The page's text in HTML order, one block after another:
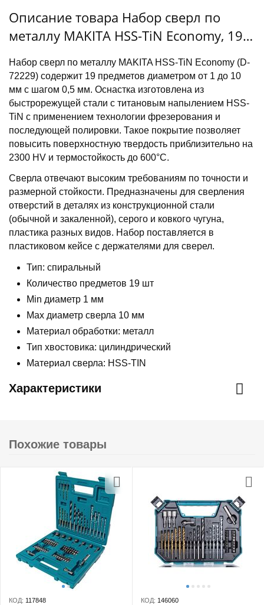
Описание товара Набор сверл по
металлу MAKITA HSS-TiN Economy, 19
шт. (1-10 мм) D-72229
Набор сверл по металлу MAKITA HSS-TiN Economy (D-
72229) содержит 19 предметов диаметром от 1 до 10
мм с шагом 0,5 мм. Оснастка изготовлена из
быстрорежущей стали с титановым напылением HSS-
TiN с применением технологии фрезерования и
последующей полировки. Такое покрытие позволяет
повысить поверхностную твердость приблизительно на
2300 HV и термостойкость до 600°С.
Сверла отвечают высоким требованиям по точности и
размерной стойкости. Предназначены для сверления
отверстий в деталях из конструкционной стали
(обычной и закаленной), серого и ковкого чугуна,
пластика разных видов. Набор поставляется в
пластиковом кейсе с держателями для сверел.
Тип: спиральный
Количество предметов 19 шт
Min диаметр 1 мм
Max диаметр сверла 10 мм
Материал обработки: металл
Тип хвостовика: цилиндрический
Материал сверла: HSS-TIN
Характеристики
Похожие товары
КОД: 117848 КОД: 146060